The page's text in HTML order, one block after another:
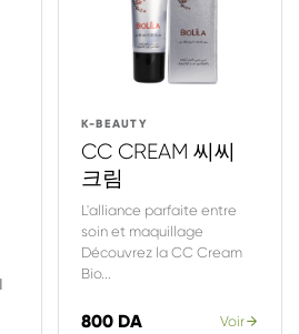
K-BEAUTY
CC CREAM 씨씨
크림
L'alliance parfaite entre
soin et maquillage
Découvrez la CC Cream
Bio...
800 DA Voir